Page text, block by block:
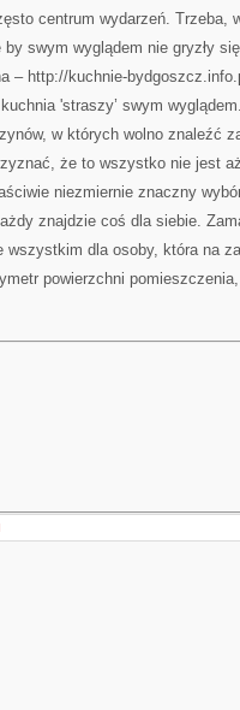
centrum wydarzeń. Trzeba,
swym wyglądem nie gryzły
– http://kuchnie-
'straszy’ swym
w których wolno znaleźć
że to wszystko nie jest
niezmiernie znaczny
znajdzie coś dla siebie.
wszystkim dla osoby, która na
powierzchni